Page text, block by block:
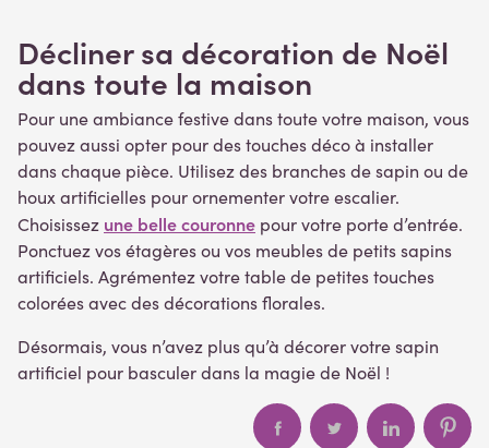
Décliner sa décoration de Noël
dans toute la maison
Pour une ambiance festive dans toute votre maison, vous
pouvez aussi opter pour des touches déco à installer
dans chaque pièce. Utilisez des branches de sapin ou de
houx artificielles pour ornementer votre escalier.
Choisissez une belle couronne pour votre porte d’entrée.
Ponctuez vos étagères ou vos meubles de petits sapins
artificiels. Agrémentez votre table de petites touches
colorées avec des décorations florales.
Désormais, vous n’avez plus qu’à décorer votre sapin
artificiel pour basculer dans la magie de Noël !